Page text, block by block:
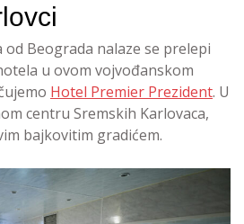
od Beograda nalaze se prelepi
u ovom vojvođanskom
Hotel Premier Prezident. U
centru Sremskih Karlovaca,
bajkovitim gradićem.